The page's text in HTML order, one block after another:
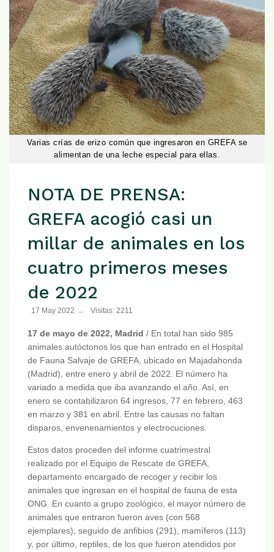
Varias crías de erizo común que ingresaron en GREFA se
alimentan de una leche especial para ellas.
NOTA DE PRENSA:
GREFA acogió casi un
millar de animales en los
cuatro primeros meses
de 2022
17 May 2022 Visitas: 2211
17 de mayo de 2022, Madrid / En total han sido 985
animales autóctonos los que han entrado en el Hospital
de Fauna Salvaje de GREFA, ubicado en Majadahonda
(Madrid), entre enero y abril de 2022. El número ha
variado a medida que iba avanzando el año. Así, en
enero se contabilizaron 64 ingresos, 77 en febrero, 463
en marzo y 381 en abril. Entre las causas no faltan
disparos, envenenamientos y electrocuciones.
Estos datos proceden del informe cuatrimestral
realizado por el Equipo de Rescate de GREFA,
departamento encargado de recoger y recibir los
animales que ingresan en el hospital de fauna de esta
ONG. En cuanto a grupo zoológico, el mayor número de
animales que entraron fueron aves (con 568
ejemplares), seguido de anfibios (291), mamíferos (113)
y, por último, reptiles, de los que fueron atendidos por